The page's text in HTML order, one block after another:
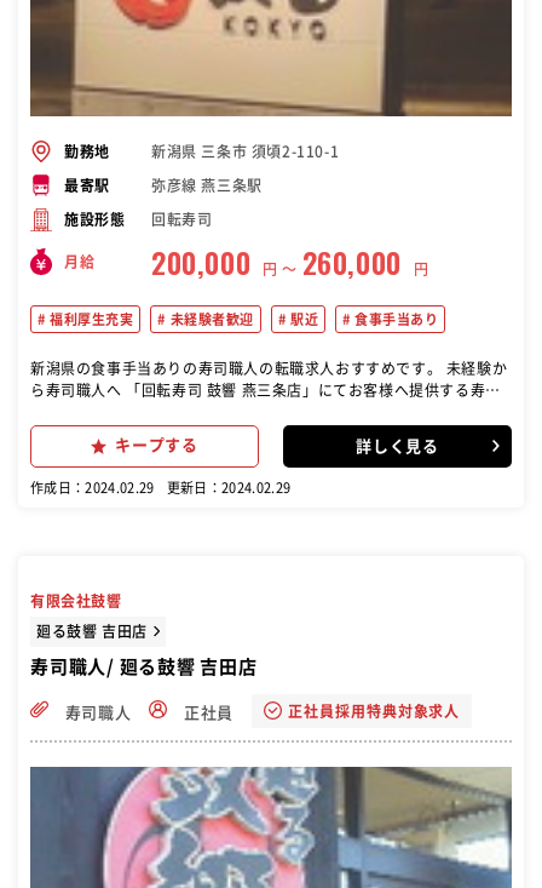
勤務地 新潟県 三条市 須頃2-110-1
最寄駅 弥彦線 燕三条駅
施設形態 回転寿司
月給 200,000 円 〜 260,000 円
福利厚生充実 未経験者歓迎 駅近 食事手当あり
新潟県の食事手当ありの寿司職人の転職求人おすすめです。 未経験か
ら寿司職人へ 「回転寿司 鼓響 燕三条店」にてお客様へ提供する寿司
ター内にてお客様の注文に合った寿司を握ったり、ネタ用の魚を捌
き、下処理が主な業務です。 当社は未経験からでも寿司職人へ育て上
す。機械でシャリ玉をつくり海苔を巻き、ネタをのせる作り方なの
く店舗運営のノウハウも覚えてもらいます。働くスタッフのシフト作
成や、食材の発注・管理をお任せします。 職人は魚の目利きができる
いきます。 将来は仕入れ担当や店長としてキャリアアップを目指すこ
キープする 詳しく見る
作成日：2024.02.29 更新日：2024.02.29
有限会社鼓響
廻る鼓響 吉田店
寿司職人/ 廻る鼓響 吉田店
寿司職人 正社員 正社員採用特典対象求人